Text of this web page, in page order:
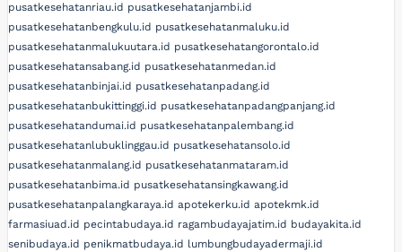
pusatkesehatanriau.id pusatkesehatanjambi.id
pusatkesehatanbengkulu.id pusatkesehatanmaluku.id
pusatkesehatanmalukuutara.id pusatkesehatangorontalo.id
pusatkesehatansabang.id pusatkesehatanmedan.id
pusatkesehatanbinjai.id pusatkesehatanpadang.id
pusatkesehatanbukittinggi.id pusatkesehatanpadangpanjang.id
pusatkesehatandumai.id pusatkesehatanpalembang.id
pusatkesehatanlubuklinggau.id pusatkesehatansolo.id
pusatkesehatanmalang.id pusatkesehatanmataram.id
pusatkesehatanbima.id pusatkesehatansingkawang.id
pusatkesehatanpalangkaraya.id apotekerku.id apotekmk.id
farmasiuad.id pecintabudaya.id ragambudayajatim.id budayakita.id
senibudaya.id penikmatbudaya.id lumbungbudayadermaji.id